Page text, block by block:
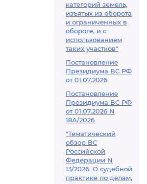
категорий земель,
изъятых из оборота
и ограниченных в
обороте, и с
использованием
таких участков"
Постановление
Президиума ВС РФ
от 01.07.2026
Постановление
Президиума ВС РФ
от 01.07.2026 N
18А/2026
"Тематический
обзор ВС
Российской
Федерации N
13/2026. О судебной
практике по делам,